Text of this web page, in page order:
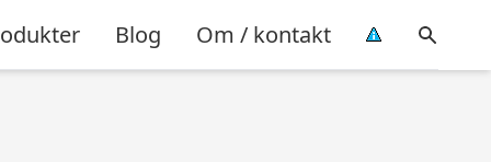
Blog Om / kontakt